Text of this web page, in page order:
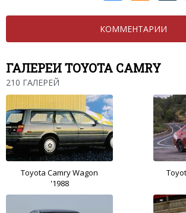
КОММЕНТАРИИ
ГАЛЕРЕИ TOYOTA CAMRY
210 ГАЛЕРЕЙ
Toyota Camry Wagon
'1988